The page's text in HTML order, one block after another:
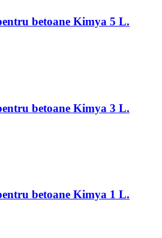
betoane Kimya 5 L.
betoane Kimya 3 L.
betoane Kimya 1 L.